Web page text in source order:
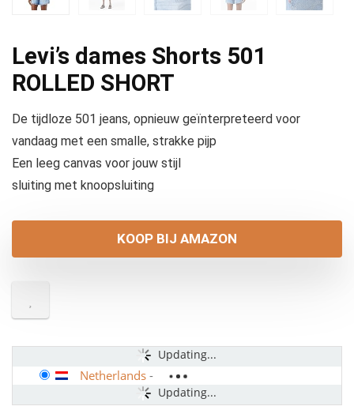
Levi’s dames Shorts 501
ROLLED SHORT
De tijdloze 501 jeans, opnieuw geïnterpreteerd voor
vandaag met een smalle, strakke pijp
Een leeg canvas voor jouw stijl
sluiting met knoopsluiting
KOOP BIJ AMAZON
Updating...
Updating...
Netherlands -